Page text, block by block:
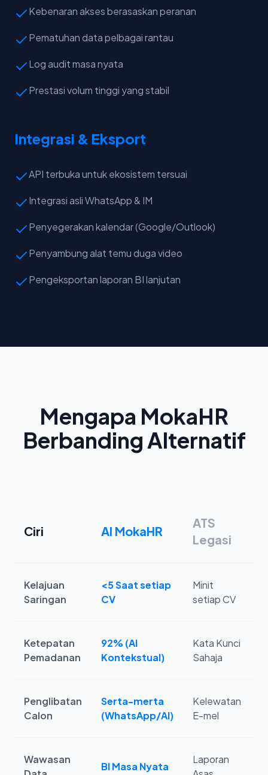
Kebenaran akses berasaskan peranan
Pematuhan data pelbagai rantau
Log audit masa nyata
Prestasi volum tinggi yang stabil
Integrasi & Eksport
API terbuka untuk ekosistem tersuai
Integrasi asli WhatsApp & IM
Penyegerakan kalendar (Google/Outlook)
Penyambung alat temu duga video
Pengeksportan laporan BI lanjutan
Mengapa MokaHR
Berbanding Alternatif
Ciri AI MokaHR
ATS
Legasi
Kelajuan
Saringan
<5 Saat setiap
CV
Minit
setiap CV
Ketepatan
Pemadanan
92% (AI
Kontekstual)
Kata Kunci
Sahaja
Penglibatan
Calon
Serta-merta
(WhatsApp/AI)
Kelewatan
E-mel
Wawasan
BI Masa Nyata
Laporan